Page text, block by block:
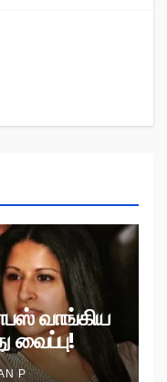
வாங்கிய
வைப்பு!
P